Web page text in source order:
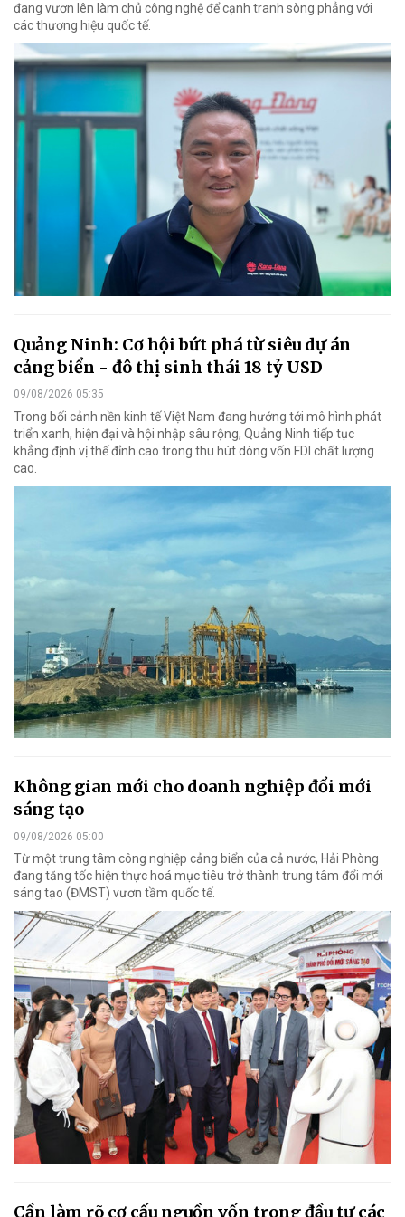
đang vươn lên làm chủ công nghệ để cạnh tranh sòng phẳng với
các thương hiệu quốc tế.
Quảng Ninh: Cơ hội bứt phá từ siêu dự án
cảng biển - đô thị sinh thái 18 tỷ USD
09/08/2026 05:35
Trong bối cảnh nền kinh tế Việt Nam đang hướng tới mô hình phát
triển xanh, hiện đại và hội nhập sâu rộng, Quảng Ninh tiếp tục
khẳng định vị thế đỉnh cao trong thu hút dòng vốn FDI chất lượng
cao.
Không gian mới cho doanh nghiệp đổi mới
sáng tạo
09/08/2026 05:00
Từ một trung tâm công nghiệp cảng biển của cả nước, Hải Phòng
đang tăng tốc hiện thực hoá mục tiêu trở thành trung tâm đổi mới
sáng tạo (ĐMST) vươn tầm quốc tế.
Cần làm rõ cơ cấu nguồn vốn trong đầu tư các